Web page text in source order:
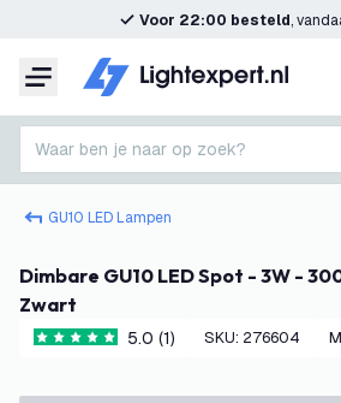
Voor 22:00 besteld,
Menu
Waar ben je naar op zoek?
GU10 LED Lampen
Dimbare GU10 LED Spot - 3W - 3000K - 240 Lumen -
Zwart
5 score sterren5.0 (1) SKU: 276604